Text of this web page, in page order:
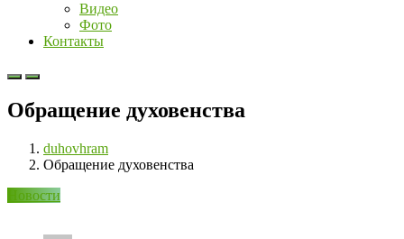
Видео
Фото
Контакты
Обращение духовенства
duhovhram
Обращение духовенства
Новости